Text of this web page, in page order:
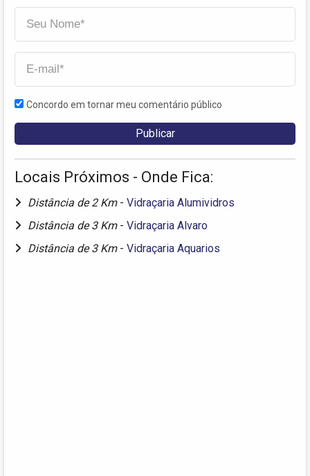
Concordo em tornar meu comentário público
Locais Próximos - Onde Fica:
Distância de 2 Km - Vidraçaria Alumividros
Distância de 3 Km - Vidraçaria Alvaro
Distância de 3 Km - Vidraçaria Aquarios